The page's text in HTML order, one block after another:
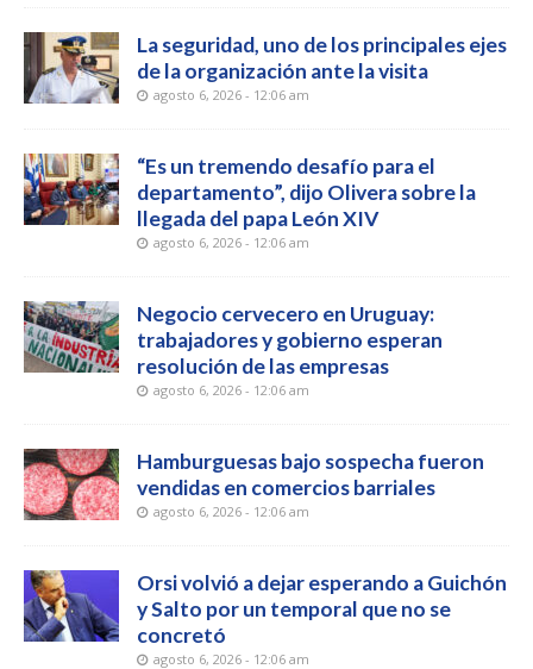
La seguridad, uno de los principales ejes
de la organización ante la visita
agosto 6, 2026 - 12:06 am
“Es un tremendo desafío para el
departamento”, dijo Olivera sobre la
llegada del papa León XIV
agosto 6, 2026 - 12:06 am
Negocio cervecero en Uruguay:
trabajadores y gobierno esperan
resolución de las empresas
agosto 6, 2026 - 12:06 am
Hamburguesas bajo sospecha fueron
vendidas en comercios barriales
agosto 6, 2026 - 12:06 am
Orsi volvió a dejar esperando a Guichón
y Salto por un temporal que no se
concretó
agosto 6, 2026 - 12:06 am